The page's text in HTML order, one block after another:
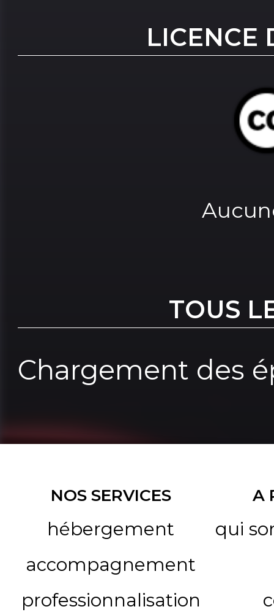
LICENCE
TOUS
Chargement des
NOS SERVICES
hébergement
accompagnement
professionnalisation
A
qui